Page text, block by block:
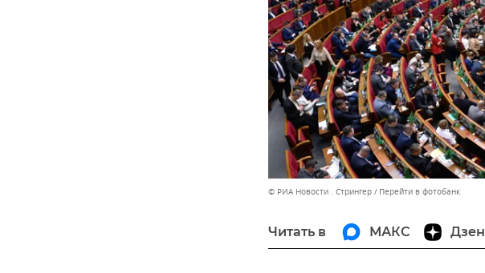
© РИА Новости . Стрингер Перейти в фотобанк
Читать в МАКС Дзен